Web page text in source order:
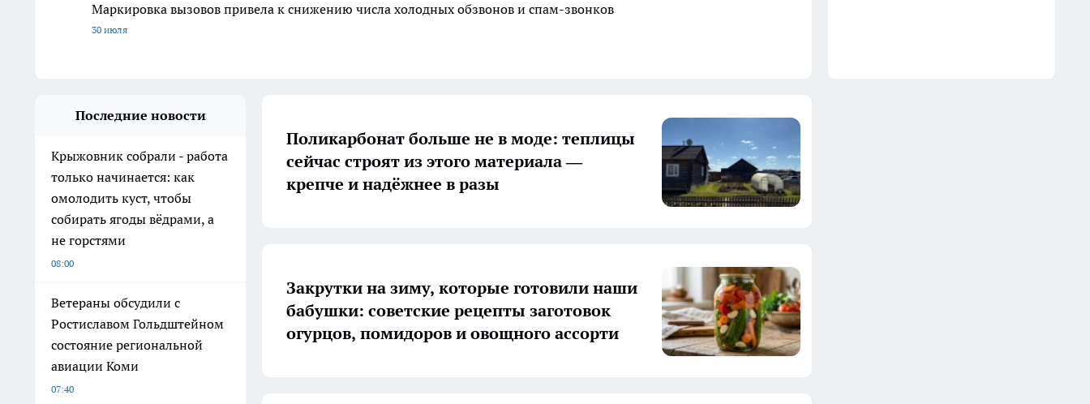
Маркировка вызовов привела к снижению числа холодных обзвонов и спам-звонков
30 июля
Последние новости
Крыжовник собрали - работа
только начинается: как
омолодить куст, чтобы
собирать ягоды вёдрами, а
не горстями
08:00
Ветераны обсудили с
Ростиславом Гольдштейном
состояние региональной
авиации Коми
07:40
Поликарбонат больше не в моде: теплицы
сейчас строят из этого материала —
крепче и надёжнее в разы
Закрутки на зиму, которые готовили наши
бабушки: советские рецепты заготовок
огурцов, помидоров и овощного ассорти